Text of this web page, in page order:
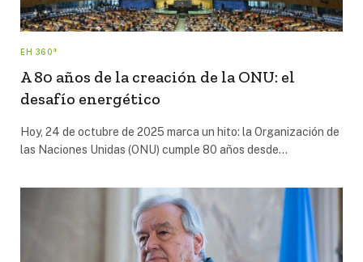
EH 360°
A 80 años de la creación de la ONU: el
desafío energético
Hoy, 24 de octubre de 2025 marca un hito: la Organización de
las Naciones Unidas (ONU) cumple 80 años desde…